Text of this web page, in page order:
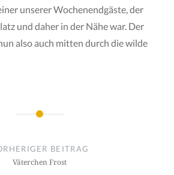
unserer Wochenendgäste, der
und daher in der Nähe war. Der
also auch mitten durch die wilde
BEITRAG
Väterchen Frost